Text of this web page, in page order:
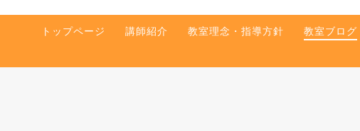
トップページ 講師紹介 教室理念・指導方針 教室ブログ